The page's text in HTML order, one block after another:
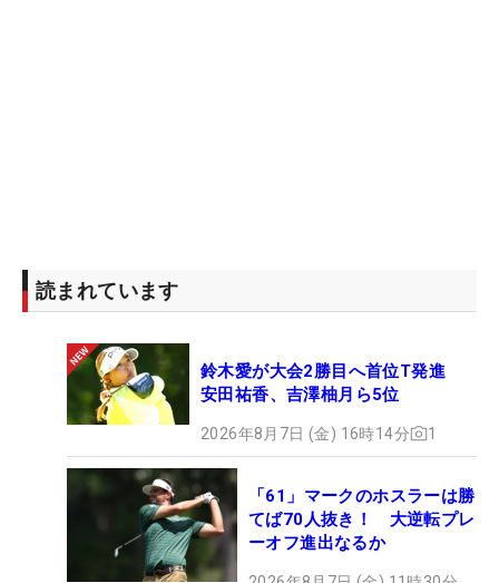
読まれています
鈴木愛が大会2勝目へ首位T発進
安田祐香、吉澤柚月ら5位
2026年8月7日 (金) 16時14分 1
「61」マークのホスラーは勝
てば70人抜き！ 大逆転プレ
ーオフ進出なるか